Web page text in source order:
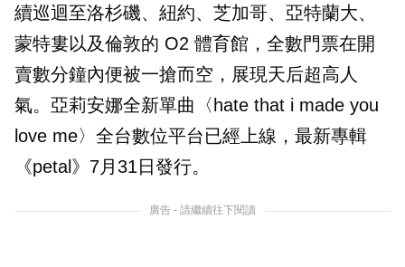
續巡迴至洛杉磯、紐約、芝加哥、亞特蘭大、
蒙特婁以及倫敦的 O2 體育館，全數門票在開
賣數分鐘內便被一搶而空，展現天后超高人
氣。亞莉安娜全新單曲〈hate that i made you
love me〉全台數位平台已經上線，最新專輯
《petal》7月31日發行。
廣告 - 請繼續往下閱讀